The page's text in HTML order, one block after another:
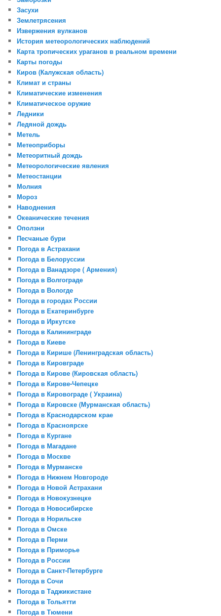
Засухи
Землетрясения
Извержения вулканов
История метеорологических наблюдений
Карта тропических ураганов в реальном времени
Карты погоды
Киров (Калужская область)
Климат и страны
Климатические изменения
Климатическое оружие
Ледники
Ледяной дождь
Метель
Метеоприборы
Метеоритный дождь
Метеорологические явления
Метеостанции
Молния
Мороз
Наводнения
Океанические течения
Оползни
Песчаные бури
Погода в Астрахани
Погода в Белоруссии
Погода в Ванадзоре ( Армения)
Погода в Волгограде
Погода в Вологде
Погода в городах России
Погода в Екатеринбурге
Погода в Иркутске
Погода в Калининграде
Погода в Киеве
Погода в Кирише (Ленинградская область)
Погода в Кировграде
Погода в Кирове (Кировская область)
Погода в Кирове-Чепецке
Погода в Кировограде ( Украина)
Погода в Кировске (Мурманская область)
Погода в Краснодарском крае
Погода в Красноярске
Погода в Кургане
Погода в Магадане
Погода в Москве
Погода в Мурманске
Погода в Нижнем Новгороде
Погода в Новой Аcтрахани
Погода в Новокузнецке
Погода в Новосибирске
Погода в Норильске
Погода в Омске
Погода в Перми
Погода в Приморье
Погода в России
Погода в Санкт-Петербурге
Погода в Сочи
Погода в Таджикистане
Погода в Тольятти
Погода в Тюмени